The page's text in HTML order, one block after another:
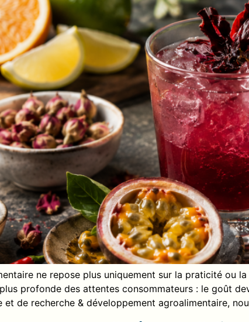
ne repose plus uniquement sur la praticité ou
profonde des attentes consommateurs : le goût
et de recherche & développement agroalimentaire,